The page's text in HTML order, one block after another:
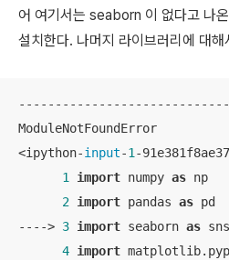
어 여기서는 seaborn 이 없다고 나
설치한다. 나머지 라이브러리에 대
ModuleNotFoundError
<ipython-input-1 -
1
import numpy as np
2 import pandas as pd
----> 3 import seaborn as sns
4 import